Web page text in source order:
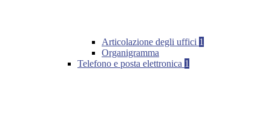
Articolazione degli uffici 1
Organigramma
Telefono e posta elettronica 1